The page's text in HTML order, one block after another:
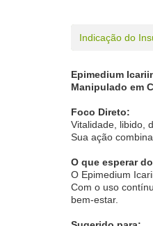
Indicação do
Epimedium
Manipulado em
Foco Direto:
Vitalidade, libido,
Sua ação
O que esperar
O Epimedium
Com o uso
bem-estar.